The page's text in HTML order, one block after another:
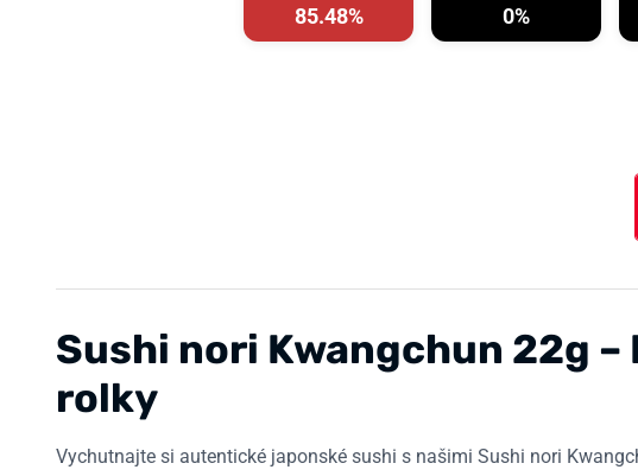
85.48% 0%
Sushi nori Kwangchun 22g
rolky
Vychutnajte si autentické japonské sushi s našimi Sushi nori